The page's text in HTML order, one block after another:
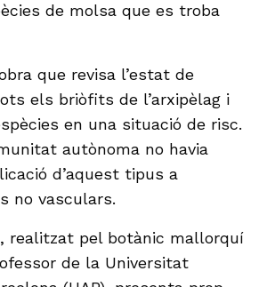
de molsa que es troba
que revisa l’estat de
els briòfits de l’arxipèlag i
en una situació de risc.
autònoma no havia
d’aquest tipus a
no vasculars.
realitzat pel botànic mallorquí
de la Universitat